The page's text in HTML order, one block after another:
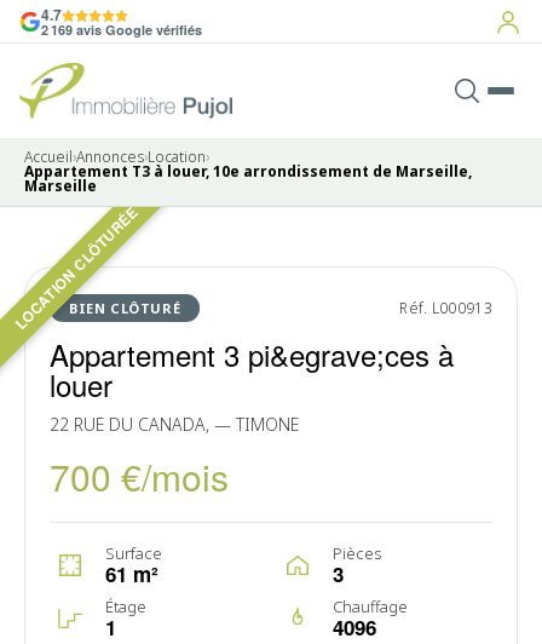
4.7
2 169 avis Google vérifiés
Accueil›Annonces›Location›
Appartement T3 à louer, 10e arrondissement de Marseille,
Marseille
LOCATION CLÔTURÉE
BIEN CLÔTURÉ Réf. L000913
Appartement 3 pi&egrave;ces à
louer
22 RUE DU CANADA, — TIMONE
700 €/mois
Surface
61 m²
Pièces
3
Étage
1
Chauffage
4096
Pas de photo disponible
LOUÉ